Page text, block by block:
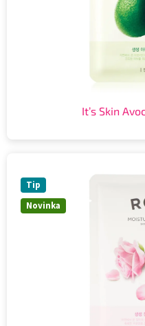
It’s Skin
Novinka
Tip